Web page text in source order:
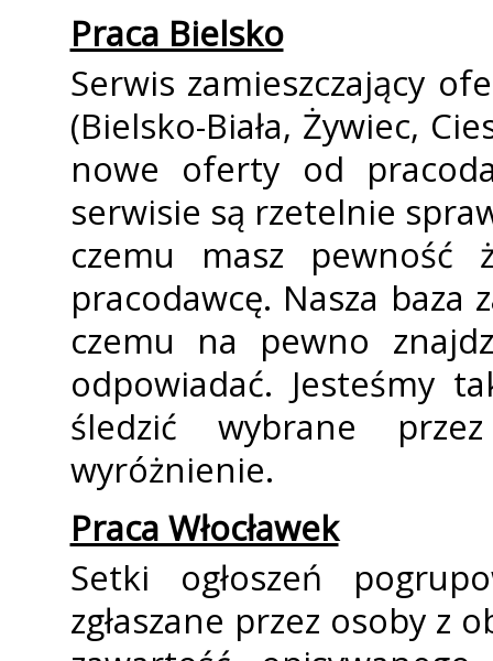
Praca Bielsko
Serwis zamieszczający
(Bielsko-Biała, Żywiec,
nowe oferty od
serwisie są rzetelnie
czemu masz pewność
pracodawcę. Nasza baza
czemu na pewno
odpowiadać. Jesteśmy
śledzić wybrane
wyróżnienie.
Praca Włocławek
Setki ogłoszeń
zgłaszane przez osoby z